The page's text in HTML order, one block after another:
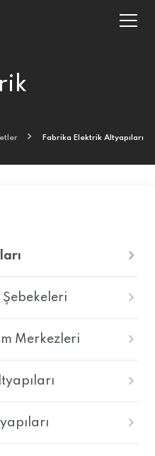
Fabrika Elektrik Altyapıları
Şebekeleri
Merkezleri